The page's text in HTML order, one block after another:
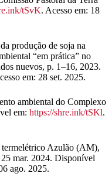
tSvK. Acesso em: 18
produção de soja na
“em prática” no
nuevos, p. 1–16, 2023.
em: 28 set. 2025.
ambiental do Complexo
em: https://shre.ink/tSKl.
Azulão (AM),
mar. 2024. Disponível
ago. 2025.